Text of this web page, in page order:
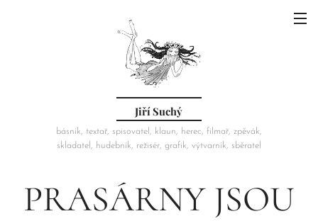
Jiří Suchý
básník, textař, spisovatel, klaun, herec, filmař, zpěvák,
skladatel, hudebník, režisér, grafik, výtvarník, sběratel
PRASÁRNY JSOU